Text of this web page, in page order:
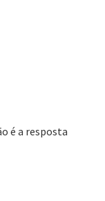
é a resposta